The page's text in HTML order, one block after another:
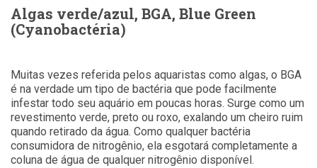
Algas verde/azul, BGA, Blue Green
(Cyanobactéria)
Muitas vezes referida pelos aquaristas como algas, o BGA
é na verdade um tipo de bactéria que pode facilmente
infestar todo seu aquário em poucas horas. Surge como um
revestimento verde, preto ou roxo, exalando um cheiro ruim
quando retirado da água. Como qualquer bactéria
consumidora de nitrogênio, ela esgotará completamente a
coluna de água de qualquer nitrogênio disponível.